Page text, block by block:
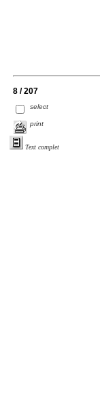
8 / 207
select
print
Text complet